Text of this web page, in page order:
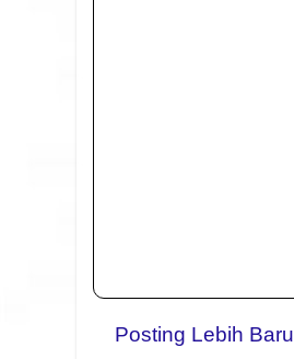
Posting Lebih Baru